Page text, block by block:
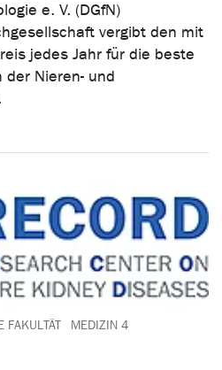
e. V. (DGfN)
vergibt den mit
jedes Jahr für die beste
Nieren- und
FAKULTÄT
MEDIZIN 4